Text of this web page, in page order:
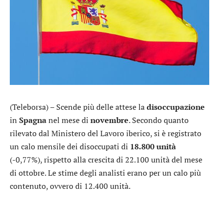
(Teleborsa) – Scende più delle attese ladisoccupazione
in Spagnanel mese di novembre. Secondo quanto
rilevato dal Ministero del Lavoro iberico, si è registrato
un calo mensile dei disoccupati di 18.800 unità
(-0,77%), rispetto alla crescita di 22.100 unità del mese
di ottobre. Le stime degli analisti erano per un calo più
contenuto, ovvero di 12.400 unità.